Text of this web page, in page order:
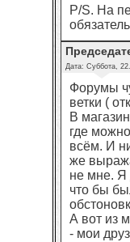
P/S. На
Дата: Суббота,
Форумы
ветки (
В
где
всём. И
же
не мне. Я
что бы
А вот из
- мои